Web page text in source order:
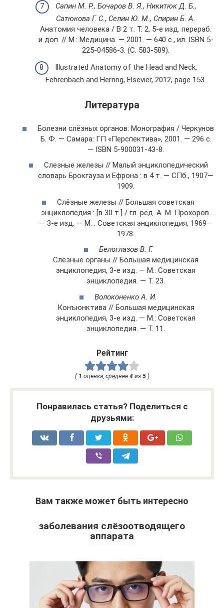
Сапин М. Р., Бочаров В. Я., Никитюк Д. Б.,
Сатюкова Г. С., Селин Ю. М., Спирин Б. А.
Анатомия человека / В 2 т. Т. 2, 5-е изд. перераб.
и доп. // М.: Медицина. — 2001. — 640 с., ил. ISBN 5-
225-04586-3. (С. 583-589).
Illustrated Anatomy of the Head and Neck,
Fehrenbach and Herring, Elsevier, 2012, page 153.
Литература
Болезни слёзных органов: Монография / Черкунов
Б. Ф. — Самара: ГП «Перспектива», 2001. — 296 с.
— ISBN 5-900031-43-8.
Слезные железы // Малый энциклопедический
словарь Брокгауза и Ефрона : в 4 т. — СПб., 1907—
1909.
Слёзные железы // Большая советская
энциклопедия : [в 30 т.] / гл. ред. А. М. Прохоров.
— 3-е изд. — М. : Советская энциклопедия, 1969—
1978.
Белоглазов В. Г.
Слезные органы // Большая медицинская
энциклопедия, 3-е изд. — М.: Советская
энциклопедия. — Т. 23.
Волоконенко А. И.
Конъюнктива // Большая медицинская
энциклопедия, 3-е изд. — М.: Советская
энциклопедия. — Т. 11.
Рейтинг
( 1 оценка, среднее 4из 5)
Понравилась статья? Поделиться с
друзьями:
Вам также может быть интересно
заболевания слёзоотводящего
аппарата